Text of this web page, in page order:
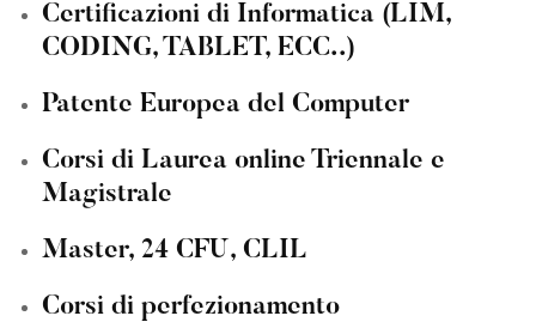
Certificazioni di Informatica (LIM,
CODING, TABLET, ECC..)
Patente Europea del Computer
Corsi di Laurea online Triennale e
Magistrale
Master, 24 CFU, CLIL
Corsi di perfezionamento